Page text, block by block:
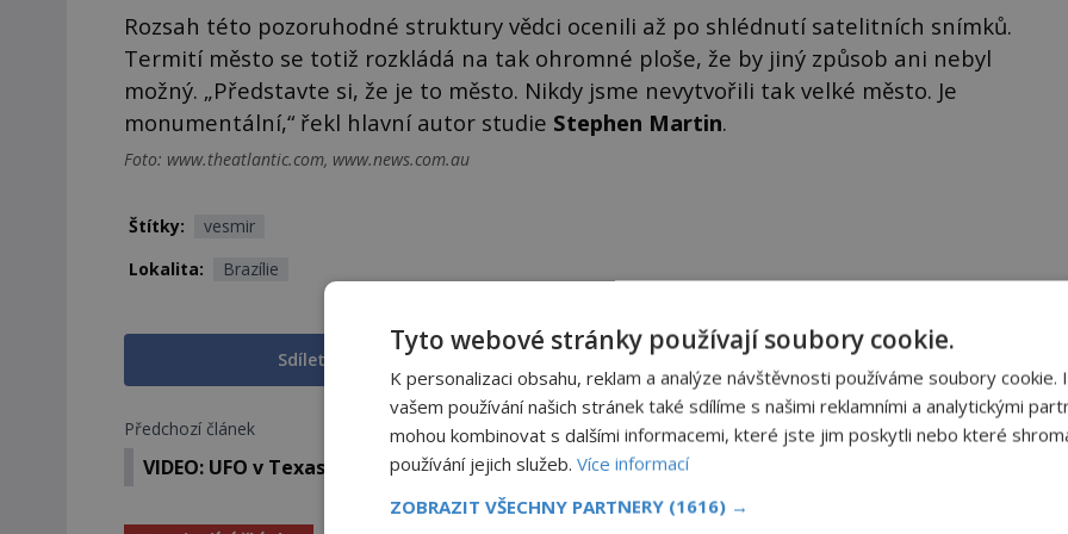
Rozsah této pozoruhodné struktury vědci ocenili až po shlédnutí satelitních snímků.
Termití město se totiž rozkládá na tak ohromné ploše, že by jiný způsob ani nebyl
možný. „Představte si, že je to město. Nikdy jsme nevytvořili tak velké město. Je
monumentální,“ řekl hlavní autor studie Stephen Martin.
Foto: www.theatlantic.com, www.news.com.au
Štítky:
vesmir
Lokalita:
Brazílie
Sdílet na Facebooku Sdílet na X
Předchozí článek
VIDEO: UFO v Texasu má tvar doutníku!
Další článek
Wendigo: Existuje kanadská příšera?
Tyto webové stránky používají soubory cookie.
K personalizaci obsahu, reklam a analýze návštěvnosti používáme soubory cookie.
vašem používání našich stránek také sdílíme s našimi reklamními a analytickými
mohou kombinovat s dalšími informacemi, které jste jim poskytli nebo které
používání jejich služeb. Více informací
ZOBRAZIT VŠECHNY PARTNERY (1616) →